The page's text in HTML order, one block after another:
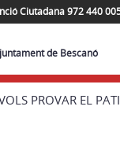
Ciutadana 972 440
de Bescanó
PROVAR EL